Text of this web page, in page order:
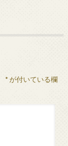
*が付いている欄